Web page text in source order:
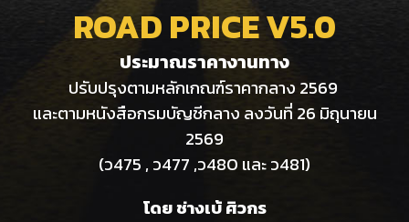
ROAD PRICE V5.0
ประมาณราคางานทาง
ปรับปรุงตามหลักเกณฑ์ราคากลาง 2569
และตามหนังสือกรมบัญชีกลาง ลงวันที่ 26 มิถุนายน
2569
(ว475 , ว477 ,ว480 และ ว481)
โดย ช่างเบ้ ศิวกร